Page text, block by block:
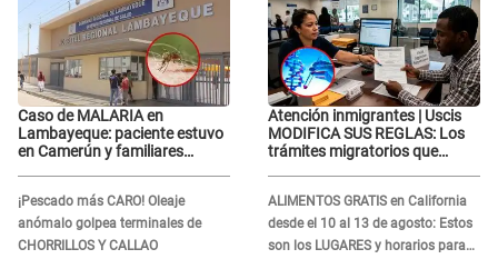
Caso de MALARIA en
Lambayeque: paciente estuvo
en Camerún y familiares
¡Pescado más CARO! Oleaje
anómalo golpea terminales de
CHORRILLOS Y CALLAO
Atención inmigrantes | Uscis
MODIFICA SUS REGLAS: Los
trámites migratorios que
ALIMENTOS GRATIS en California
desde el 10 al 13 de agosto: Estos
son los LUGARES y horarios para